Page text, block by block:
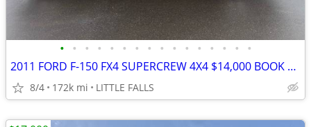
• • • • • • • • • • • • • • • •
2011 FORD F-150 FX4 SUPERCREW 4X4 $14,000 BOOK VALUE, MINT COND
8/4 172k mi LITTLE FALLS